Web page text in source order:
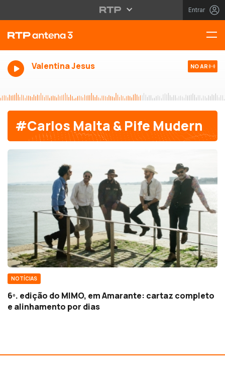
Entrar
Valentina Jesus NO AR
#Carlos Malta & Pife Mudern
NOTÍCIAS
6º. edição do MIMO, em Amarante: cartaz completo
e alinhamento por dias